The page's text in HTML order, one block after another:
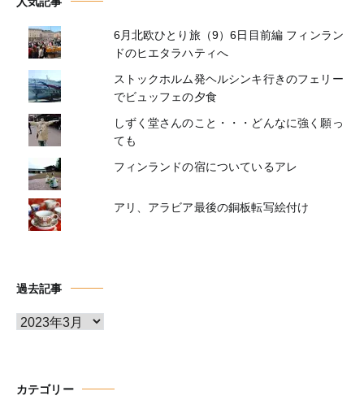
6月北欧ひとり旅（9）6日目前編 フィンラン
ドのヒエタラハティへ
ストックホルム発ヘルシンキ行きのフェリー
でビュッフェの夕食
しずく堂さんのこと・・・どんなに強く願っ
ても
フィンランドの宿についているアレ
アリ、アラビア最後の銅板転写絵付け
過去記事
ア
ブ
カテゴリー